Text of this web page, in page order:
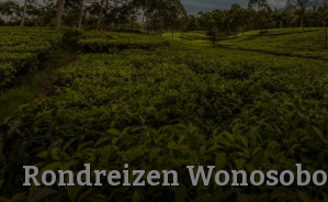
Rondreizen Wonosobo